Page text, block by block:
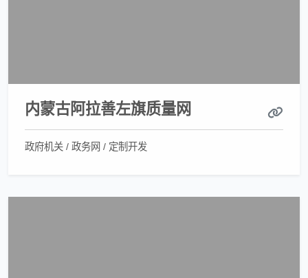
内蒙古阿拉善左旗质量网
政府机关 / 政务网 / 定制开发